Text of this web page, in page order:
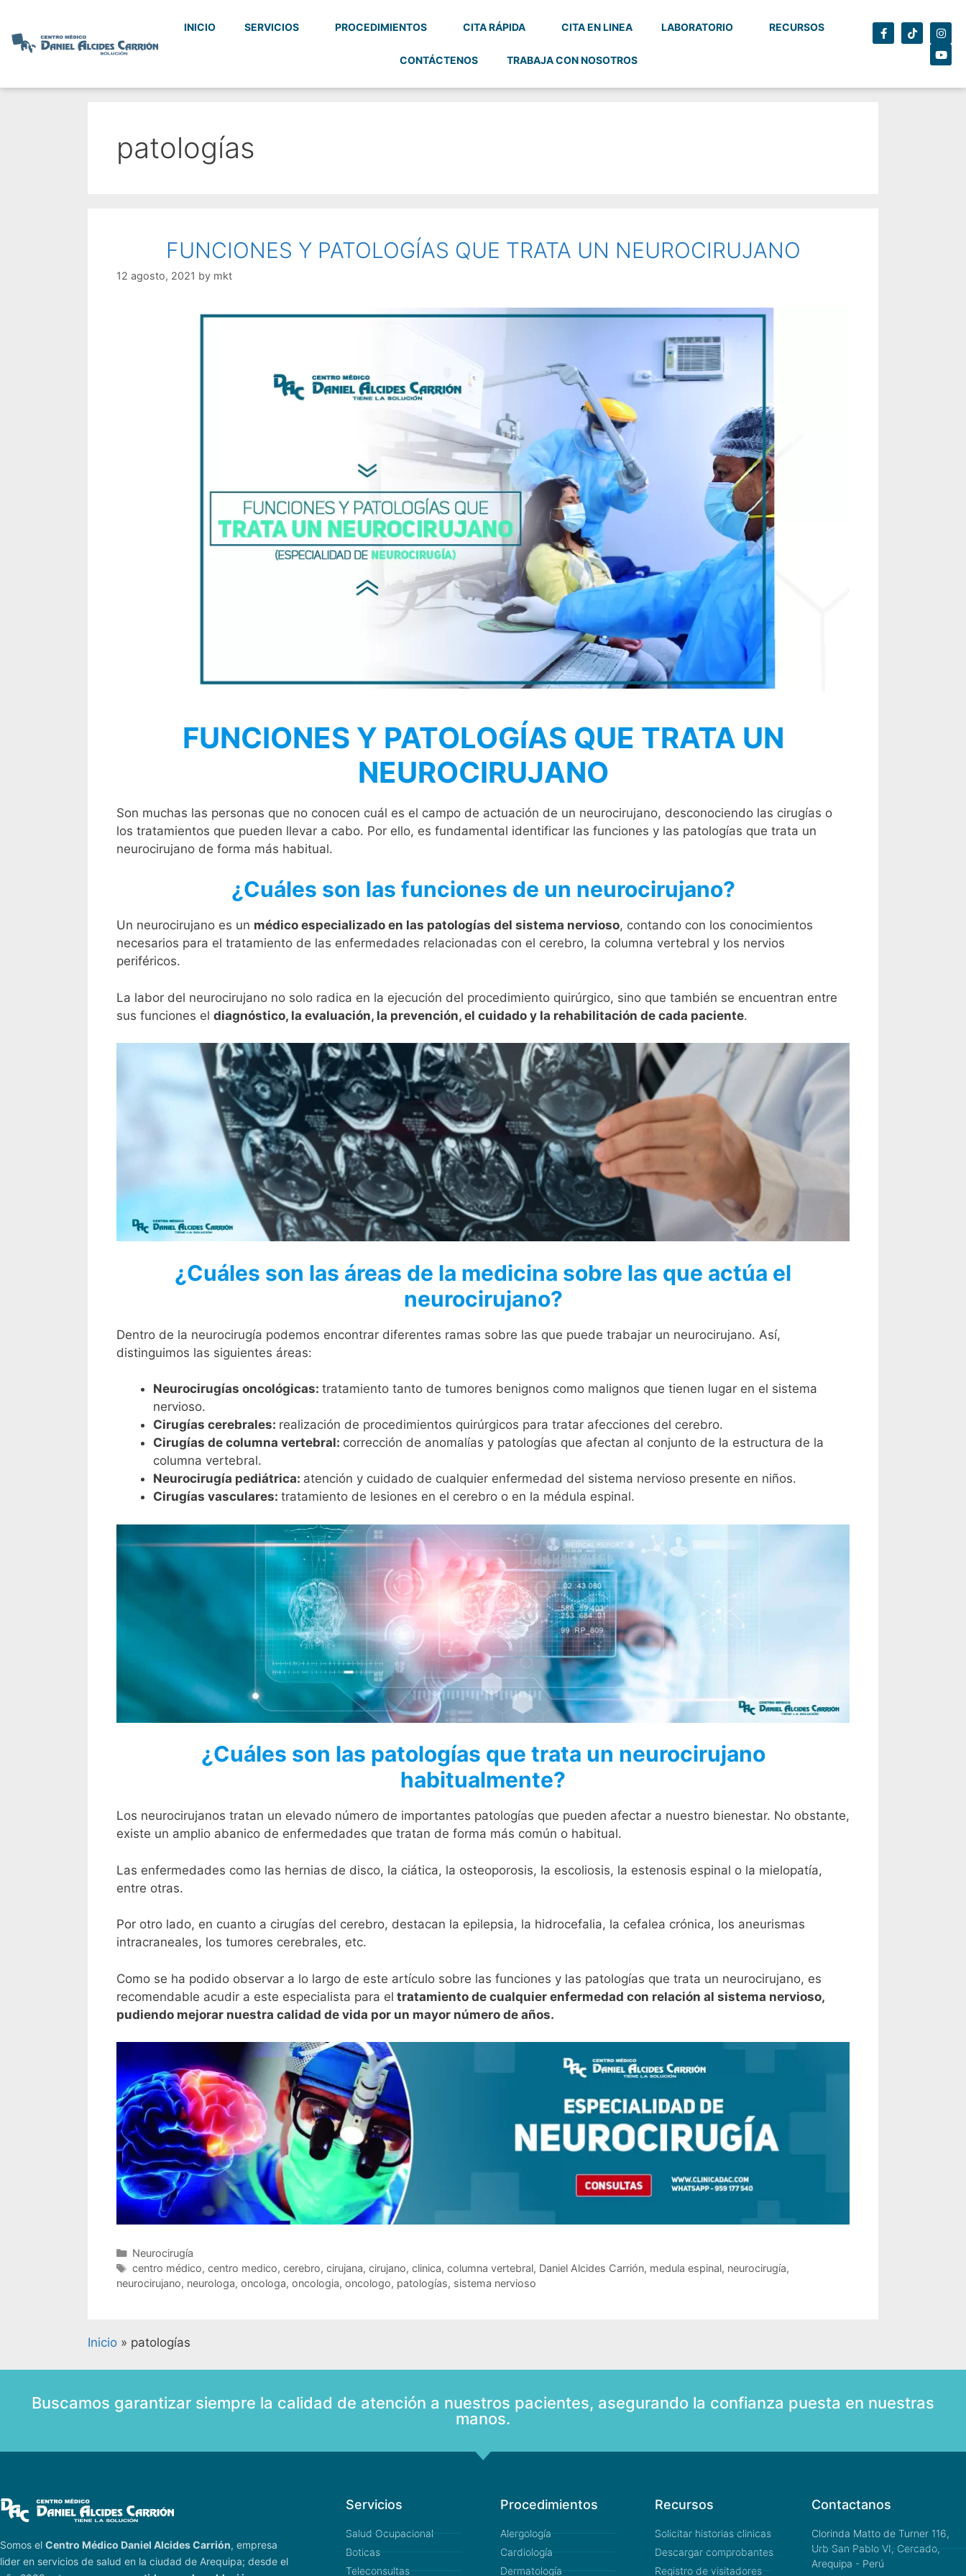
INICIO SERVICIOS PROCEDIMIENTOS CITA RÁPIDA CITA EN LINEA LABORATORIO RECURSOS
CONTÁCTENOS TRABAJA CON NOSOTROS
patologías
FUNCIONES Y PATOLOGÍAS QUE TRATA UN NEUROCIRUJANO
12 agosto, 2021 by mkt
FUNCIONES Y PATOLOGÍAS QUE TRATA UN
NEUROCIRUJANO
Son muchas las personas que no conocen cuál es el campo de actuación de un neurocirujano, desconociendo las cirugías o
los tratamientos que pueden llevar a cabo. Por ello, es fundamental identificar las funciones y las patologías que trata un
neurocirujano de forma más habitual.
¿Cuáles son las funciones de un neurocirujano?
Un neurocirujano es un médico especializado en las patologías del sistema nervioso, contando con los conocimientos
necesarios para el tratamiento de las enfermedades relacionadas con el cerebro, la columna vertebral y los nervios
periféricos.
La labor del neurocirujano no solo radica en la ejecución del procedimiento quirúrgico, sino que también se encuentran entre
sus funciones el diagnóstico, la evaluación, la prevención, el cuidado y la rehabilitación de cada paciente.
¿Cuáles son las áreas de la medicina sobre las que actúa el
neurocirujano?
Dentro de la neurocirugía podemos encontrar diferentes ramas sobre las que puede trabajar un neurocirujano. Así,
distinguimos las siguientes áreas:
Neurocirugías oncológicas: tratamiento tanto de tumores benignos como malignos que tienen lugar en el sistema
nervioso.
Cirugías cerebrales: realización de procedimientos quirúrgicos para tratar afecciones del cerebro.
Cirugías de columna vertebral: corrección de anomalías y patologías que afectan al conjunto de la estructura de la
columna vertebral.
Neurocirugía pediátrica: atención y cuidado de cualquier enfermedad del sistema nervioso presente en niños.
Cirugías vasculares: tratamiento de lesiones en el cerebro o en la médula espinal.
¿Cuáles son las patologías que trata un neurocirujano
habitualmente?
Los neurocirujanos tratan un elevado número de importantes patologías que pueden afectar a nuestro bienestar. No obstante,
existe un amplio abanico de enfermedades que tratan de forma más común o habitual.
Las enfermedades como las hernias de disco, la ciática, la osteoporosis, la escoliosis, la estenosis espinal o la mielopatía,
entre otras.
Por otro lado, en cuanto a cirugías del cerebro, destacan la epilepsia, la hidrocefalia, la cefalea crónica, los aneurismas
intracraneales, los tumores cerebrales, etc.
Como se ha podido observar a lo largo de este artículo sobre las funciones y las patologías que trata un neurocirujano, es
recomendable acudir a este especialista para el tratamiento de cualquier enfermedad con relación al sistema nervioso,
pudiendo mejorar nuestra calidad de vida por un mayor número de años.
Neurocirugía
centro médico, centro medico, cerebro, cirujana, cirujano, clinica, columna vertebral, Daniel Alcides Carrión, medula espinal, neurocirugía,
neurocirujano, neurologa, oncologa, oncologia, oncologo, patologías, sistema nervioso
Inicio » patologías
Buscamos garantizar siempre la calidad de atención a nuestros pacientes, asegurando la confianza puesta en nuestras
manos.
Somos el Centro Médico Daniel Alcides Carrión, empresa
lider en servicios de salud en la ciudad de Arequipa; desde el
Servicios
Salud Ocupacional
Boticas
Teleconsultas
Procedimientos
Alergología
Cardiología
Dermatología
Recursos
Solicitar historias clinicas
Descargar comprobantes
Registro de visitadores
Contactanos
Clorinda Matto de Turner 116,
Urb San Pablo VI, Cercado,
Arequipa - Perú